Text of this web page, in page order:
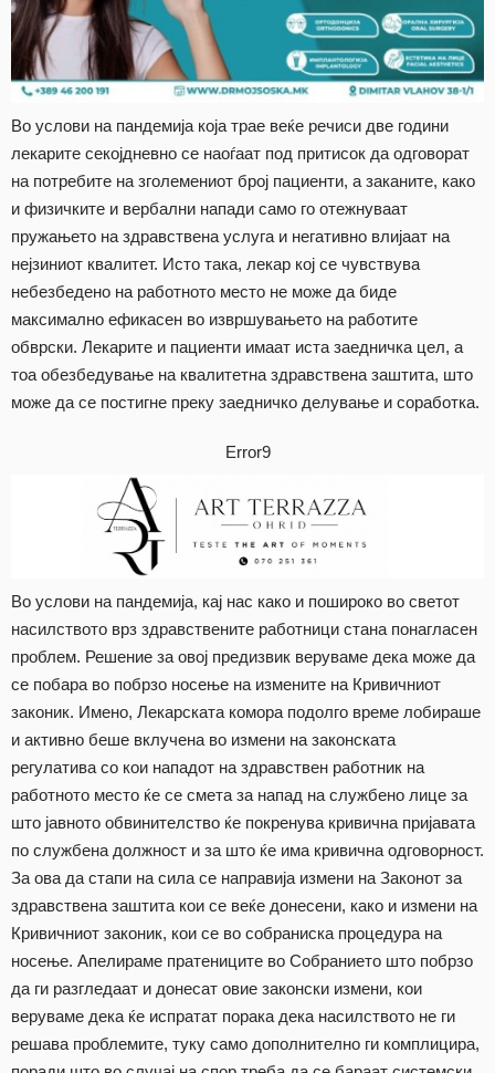
Во услови на пандемија која трае веќе речиси две години
лекарите секојдневно се наоѓаат под притисок да одговорат
на потребите на зголемениот број пациенти, а заканите, како
и физичките и вербални напади само го отежнуваат
пружањето на здравствена услуга и негативно влијаат на
нејзиниот квалитет. Исто така, лекар кој се чувствува
небезбедено на работното место не може да биде
максимално ефикасен во извршувањето на работите
обврски. Лекарите и пациенти имаат иста заедничка цел, а
тоа обезбедување на квалитетна здравствена заштита, што
може да се постигне преку заедничко делување и соработка.
Error9
Во услови на пандемија, кај нас како и пошироко во светот
насилството врз здравствените работници стана понагласен
проблем. Решение за овој предизвик веруваме дека може да
се побара во побрзо носење на измените на Кривичниот
законик. Имено, Лекарската комора подолго време лобираше
и активно беше вклучена во измени на законската
регулатива со кои нападот на здравствен работник на
работното место ќе се смета за напад на службено лице за
што јавното обвинителство ќе покренува кривична пријавата
по службена должност и за што ќе има кривична одговорност.
За ова да стапи на сила се направија измени на Законот за
здравствена заштита кои се веќе донесени, како и измени на
Кривичниот законик, кои се во собраниска процедура на
носење. Апелираме пратениците во Собранието што побрзо
да ги разгледаат и донесат овие законски измени, кои
веруваме дека ќе испратат порака дека насилството не ги
решава проблемите, туку само дополнително ги комплицира,